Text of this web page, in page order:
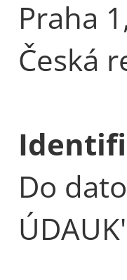
Praha
Česká
Do